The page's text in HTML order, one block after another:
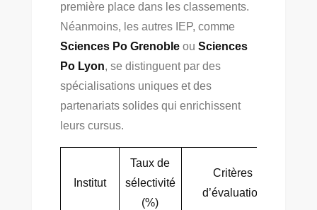
première place dans les classements.
Néanmoins, les autres IEP, comme
Sciences Po Grenobleou Sciences
Po Lyon, se distinguent par des
spécialisations uniques et des
partenariats solides qui enrichissent
leurs cursus.
Institut
Taux de
sélectivité
(%)
Critères
d’évaluation